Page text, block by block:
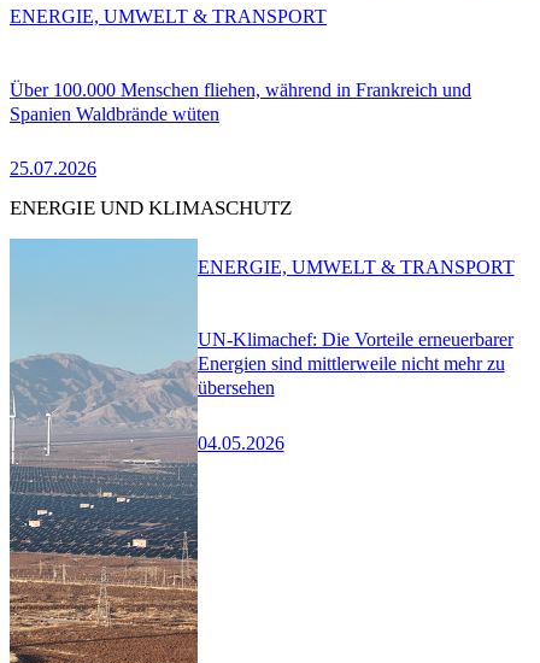
Über 100.000 Menschen fliehen, während in Frankreich und
Spanien Waldbrände wüten
25.07.2026
ENERGIE, UMWELT & TRANSPORT
ENERGIE UND KLIMASCHUTZ
UN-Klimachef: Die Vorteile erneuerbarer
Energien sind mittlerweile nicht mehr zu
übersehen
04.05.2026
ENERGIE, UMWELT & TRANSPORT